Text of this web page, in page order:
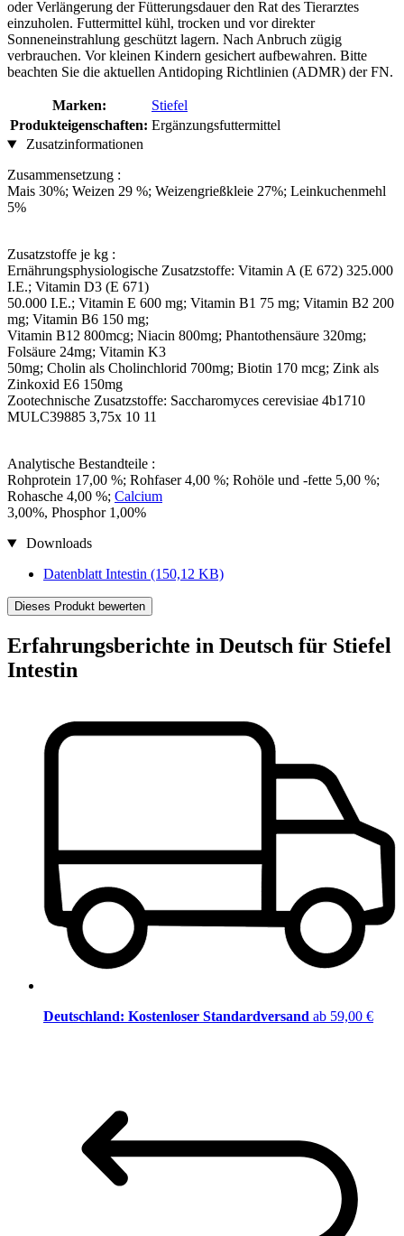
oder Verlängerung der Fütterungsdauer den Rat des Tierarztes
einzuholen. Futtermittel kühl, trocken und vor direkter
Sonneneinstrahlung geschützt lagern. Nach Anbruch zügig
verbrauchen. Vor kleinen Kindern gesichert aufbewahren. Bitte
beachten Sie die aktuellen Antidoping Richtlinien (ADMR) der FN.
Marken:
Stiefel
Produkteigenschaften: Ergänzungsfuttermittel
Zusatzinformationen
Zusammensetzung :
Mais 30%; Weizen 29 %; Weizengrießkleie 27%; Leinkuchenmehl
5%
Zusatzstoffe je kg :
Ernährungsphysiologische Zusatzstoffe: Vitamin A (E 672) 325.000
I.E.; Vitamin D3 (E 671)
50.000 I.E.; Vitamin E 600 mg; Vitamin B1 75 mg; Vitamin B2 200
mg; Vitamin B6 150 mg;
Vitamin B12 800mcg; Niacin 800mg; Phantothensäure 320mg;
Folsäure 24mg; Vitamin K3
50mg; Cholin als Cholinchlorid 700mg; Biotin 170 mcg; Zink als
Zinkoxid E6 150mg
Zootechnische Zusatzstoffe: Saccharomyces cerevisiae 4b1710
MULC39885 3,75x 10 11
Analytische Bestandteile :
Rohprotein 17,00 %; Rohfaser 4,00 %; Rohöle und -fette 5,00 %;
Rohasche 4,00 %; Calcium
3,00%, Phosphor 1,00%
Downloads
Datenblatt Intestin (150,12 KB)
Dieses Produkt bewerten
Erfahrungsberichte in Deutsch für Stiefel
Intestin
Deutschland: Kostenloser Standardversand ab 59,00 €